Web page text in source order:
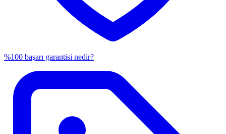
%100 başarı garantisi nedir?